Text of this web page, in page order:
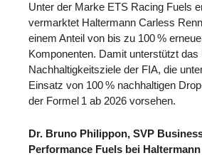
Unter der Marke ETS Racing Fuels
vermarktet Haltermann Carless
einem Anteil von bis zu 100 %
Komponenten. Damit unterstützt das
Nachhaltigkeitsziele der FIA, die
Einsatz von 100 % nachhaltigen
der Formel 1 ab 2026 vorsehen.
Dr. Bruno Philippon, SVP
Performance Fuels bei